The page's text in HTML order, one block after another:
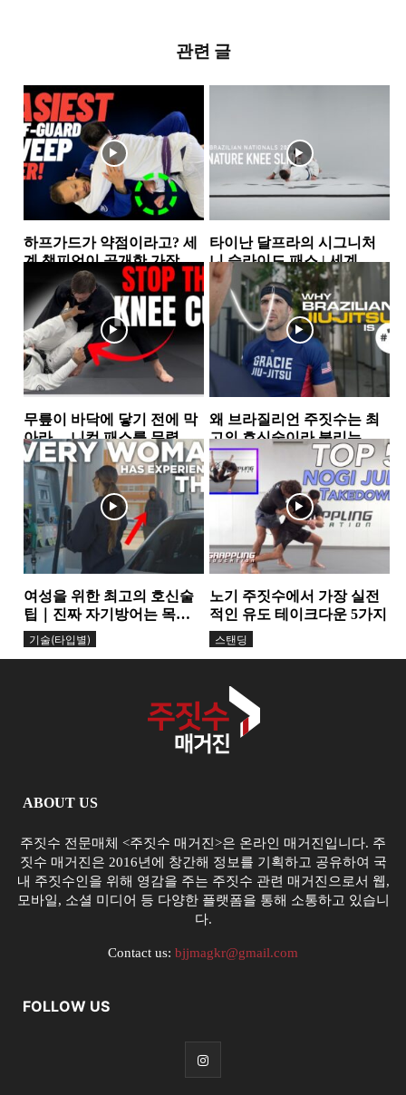
관련 글
하프가드가 약점이라고? 세
계 챔피언이 공개한 가장 실
전적인 하프가드 스윕 2가지
하프가드
타이난 달프라의 시그니처
니 슬라이드 패스 | 세계 챔
피언이 반복해서 사용하는...
하프가드
무릎이 바닥에 닿기 전에 막
아라… 니컷 패스를 무력화
하는 핵심 원리
가드
왜 브라질리언 주짓수는 최
고의 호신술이라 불리는
가… 그레이시 형제가 말하
는 ‘거리의 과학’
그레이시주짓수
여성을 위한 최고의 호신술
팁｜진짜 자기방어는 목소
리에서 시작된다
기술(타입별)
노기 주짓수에서 가장 실전
적인 유도 테이크다운 5가지
스탠딩
ABOUT US
주짓수 전문매체 <주짓수 매거진>은 온라인 매거진입니다. 주
짓수 매거진은 2016년에 창간해 정보를 기획하고 공유하여 국
내 주짓수인을 위해 영감을 주는 주짓수 관련 매거진으로서 웹,
모바일, 소셜 미디어 등 다양한 플랫폼을 통해 소통하고 있습니
다.
Contact us: bjjmagkr@gmail.com
FOLLOW US